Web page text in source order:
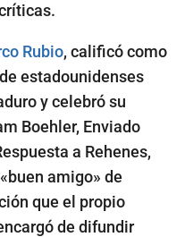
Rubio, calificó como
estadounidenses
y celebró su
Boehler, Enviado
a Rehenes,
amigo» de
que el propio
de difundir